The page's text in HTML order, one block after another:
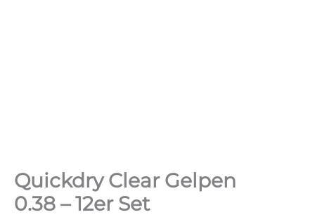
Quickdry Clear Gelpen
0.38 – 12er Set